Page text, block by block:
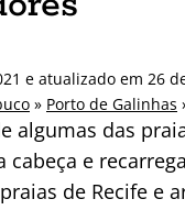
e atualizado em 26
» Porto de Galinhas
algumas das
e
de Recife e